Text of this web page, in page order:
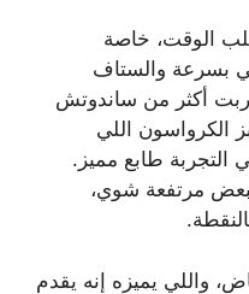
الوقت، خاصة
بسرعة والستاف
أكثر من ساندوتش
الكرواسون اللي
طابع مميز.
مرتفعة شوي،
واللي يميزه إنه يقدم